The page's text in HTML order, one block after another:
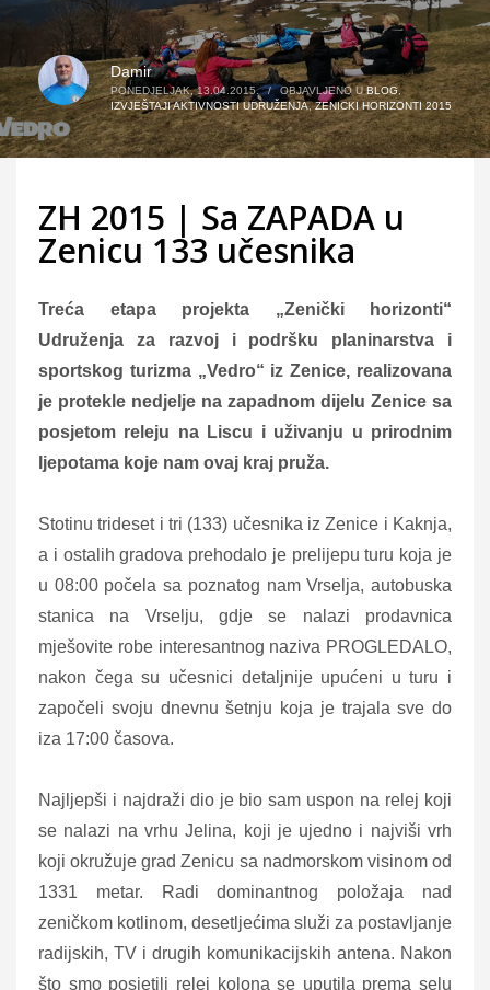
Damir
PONEDJELJAK, 13.04.2015. / OBJAVLJENO UBLOG,
IZVJEŠTAJI AKTIVNOSTI UDRUŽENJA,ZENICKI HORIZONTI 2015
ZH 2015 | Sa ZAPADA u
Zenicu 133 učesnika
Treća etapa projekta „Zenički horizonti“
Udruženja za razvoj i podršku planinarstva i
sportskog turizma „Vedro“ iz Zenice, realizovana
je protekle nedjelje na zapadnom dijelu Zenice sa
posjetom releju na Liscu i uživanju u prirodnim
ljepotama koje nam ovaj kraj pruža.
Stotinu trideset i tri (133) učesnika iz Zenice i Kaknja,
a i ostalih gradova prehodalo je prelijepu turu koja je
u 08:00 počela sa poznatog nam Vrselja, autobuska
stanica na Vrselju, gdje se nalazi prodavnica
mješovite robe interesantnog naziva PROGLEDALO,
nakon čega su učesnici detaljnije upućeni u turu i
započeli svoju dnevnu šetnju koja je trajala sve do
iza 17:00 časova.
Najljepši i najdraži dio je bio sam uspon na relej koji
se nalazi na vrhu Jelina, koji je ujedno i najviši vrh
koji okružuje grad Zenicu sa nadmorskom visinom od
1331 metar. Radi dominantnog položaja nad
zeničkom kotlinom, desetljećima služi za postavljanje
radijskih, TV i drugih komunikacijskih antena. Nakon
što smo posjetili relej kolona se uputila prema selu